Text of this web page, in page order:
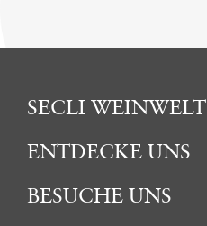
SECLI WEINWELT
ENTDECKE UNS
BESUCHE UNS